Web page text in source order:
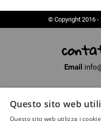
© Copyright 2016 -
Email
Partita
Questo sito web
Questo sito web utilizza i